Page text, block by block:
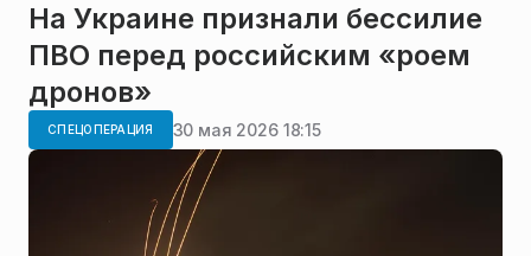
На Украине признали бессилие
ПВО перед российским «роем
дронов»
СПЕЦОПЕРАЦИЯ 30 мая 2026 18:15